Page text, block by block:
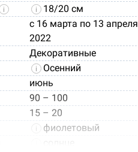
18/20 см
c 16 марта по 13 апреля
2022
Декоративные
Осенний
июнь
90 – 100
15 – 20
фиолетовый